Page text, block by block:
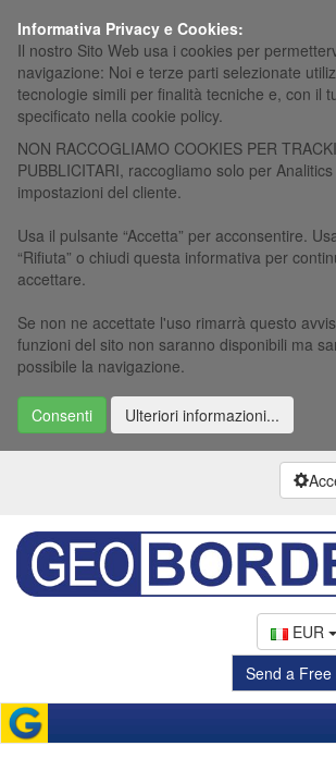
Informativa Privacy e Cookies:
Il nostro Sito Web usa i cookies per
navigazione: Noi e terze parti selezionate
tecnologie simili per finalità tecniche e, con il
specificato nella cookie policy.
NON RACCOGLIAMO COOKIES PER
PUBBLICITARI, raccogliamo solo per
impostazioni del cliente.
Usa il pulsante “Accetta” per acconsentire.
“Rifiuta” o chiudi questa informativa per
accettare.
Se non ne accettate l'uso rimarrà questo
funzioni del sito non saranno disponibili ma
possibile la navigazione.
Consenti Ulteriori informazioni...
EUR
Send a